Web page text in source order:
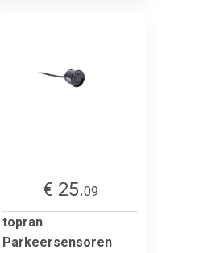
€ 25.09
topran
Parkeersensoren